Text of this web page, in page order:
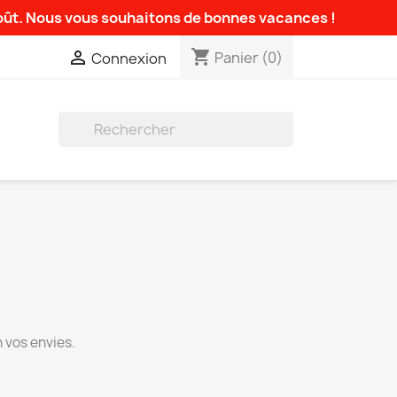
Nous vous souhaitons de bonnes vacances !
 Connexion shopping_cart Panier (0)
envies.